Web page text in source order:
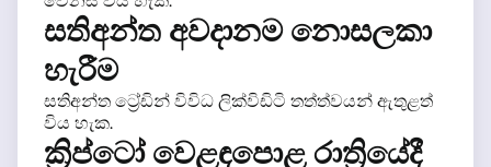
සතිඅන්ත අවදානම නොසලකා
හැරීම
සතිඅන්ත ට්‍රේඩින් විවිධ ලික්විඩිටි තත්ත්වයන් ඇතුළත්
විය හැක.
ක්‍රිප්ටෝ වෙළඳපොළ රාත්‍රියේදී